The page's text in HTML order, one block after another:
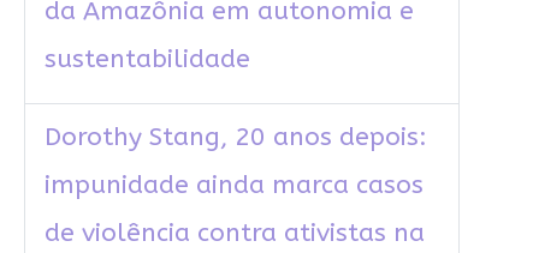
da Amazônia em autonomia e
sustentabilidade
Dorothy Stang, 20 anos depois:
impunidade ainda marca casos
de violência contra ativistas na